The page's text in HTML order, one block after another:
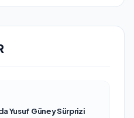
Yusuf Güney Sürprizi